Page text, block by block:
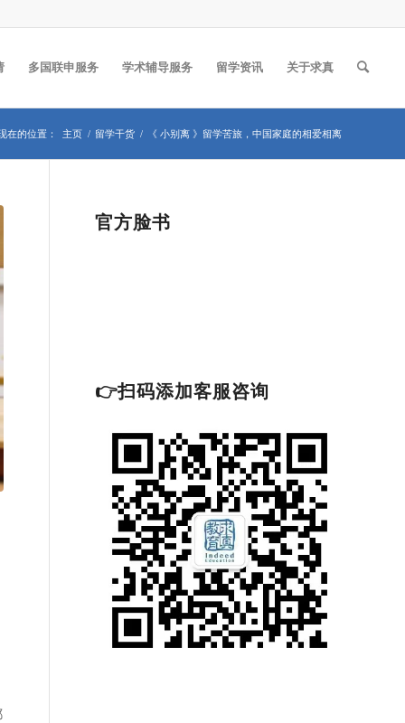
多国联申服务 学术辅导服务 留学资讯 关于求真
在的位置： 主页 / 留学干货 / 《 小别离 》留学苦旅，中国家庭的相爱相离
官方脸书
👉扫码添加客服咨询